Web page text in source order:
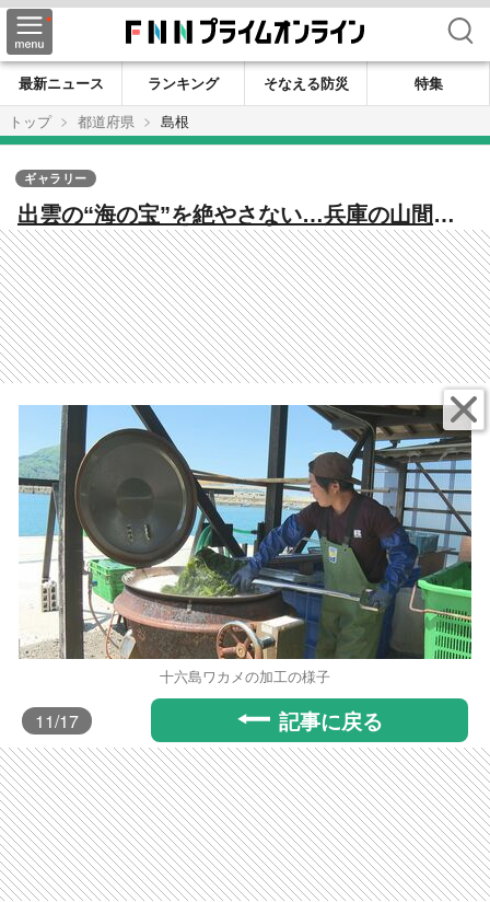
検索
最新ニュース ランキング そなえる防災
特集
トップ
都道府県 島根
出雲の“海の宝”を絶やさない…兵庫の山間か
ら移住し漁師に転身 伝統のワカメ漁を次の
世代へ【島根発】
ギャラリー
十六島ワカメの加工の様子
11/17 記事に戻る